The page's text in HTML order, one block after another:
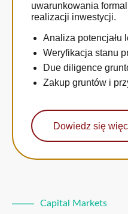
uwarunkowania
realizacji inwestycji.
Analiza potencjału
Weryfikacja stanu
Due diligence
Zakup gruntów i
Dowiedz się
Capital Markets